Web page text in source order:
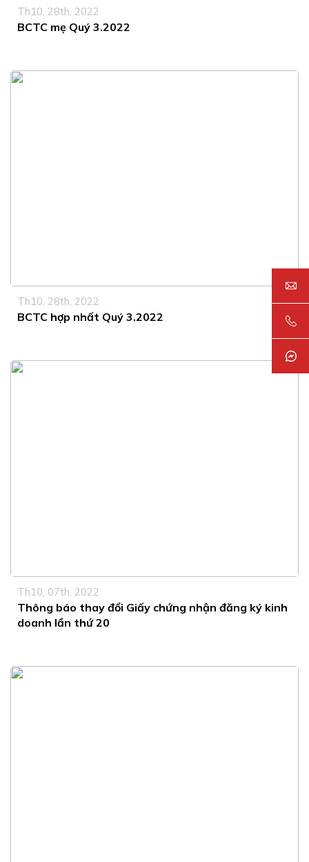
Th10, 28th, 2022
BCTC mẹ Quý 3.2022
Th10, 28th, 2022
BCTC hợp nhất Quý 3.2022
Th10, 07th, 2022
Thông báo thay đổi Giấy chứng nhận đăng ký kinh
doanh lần thứ 20